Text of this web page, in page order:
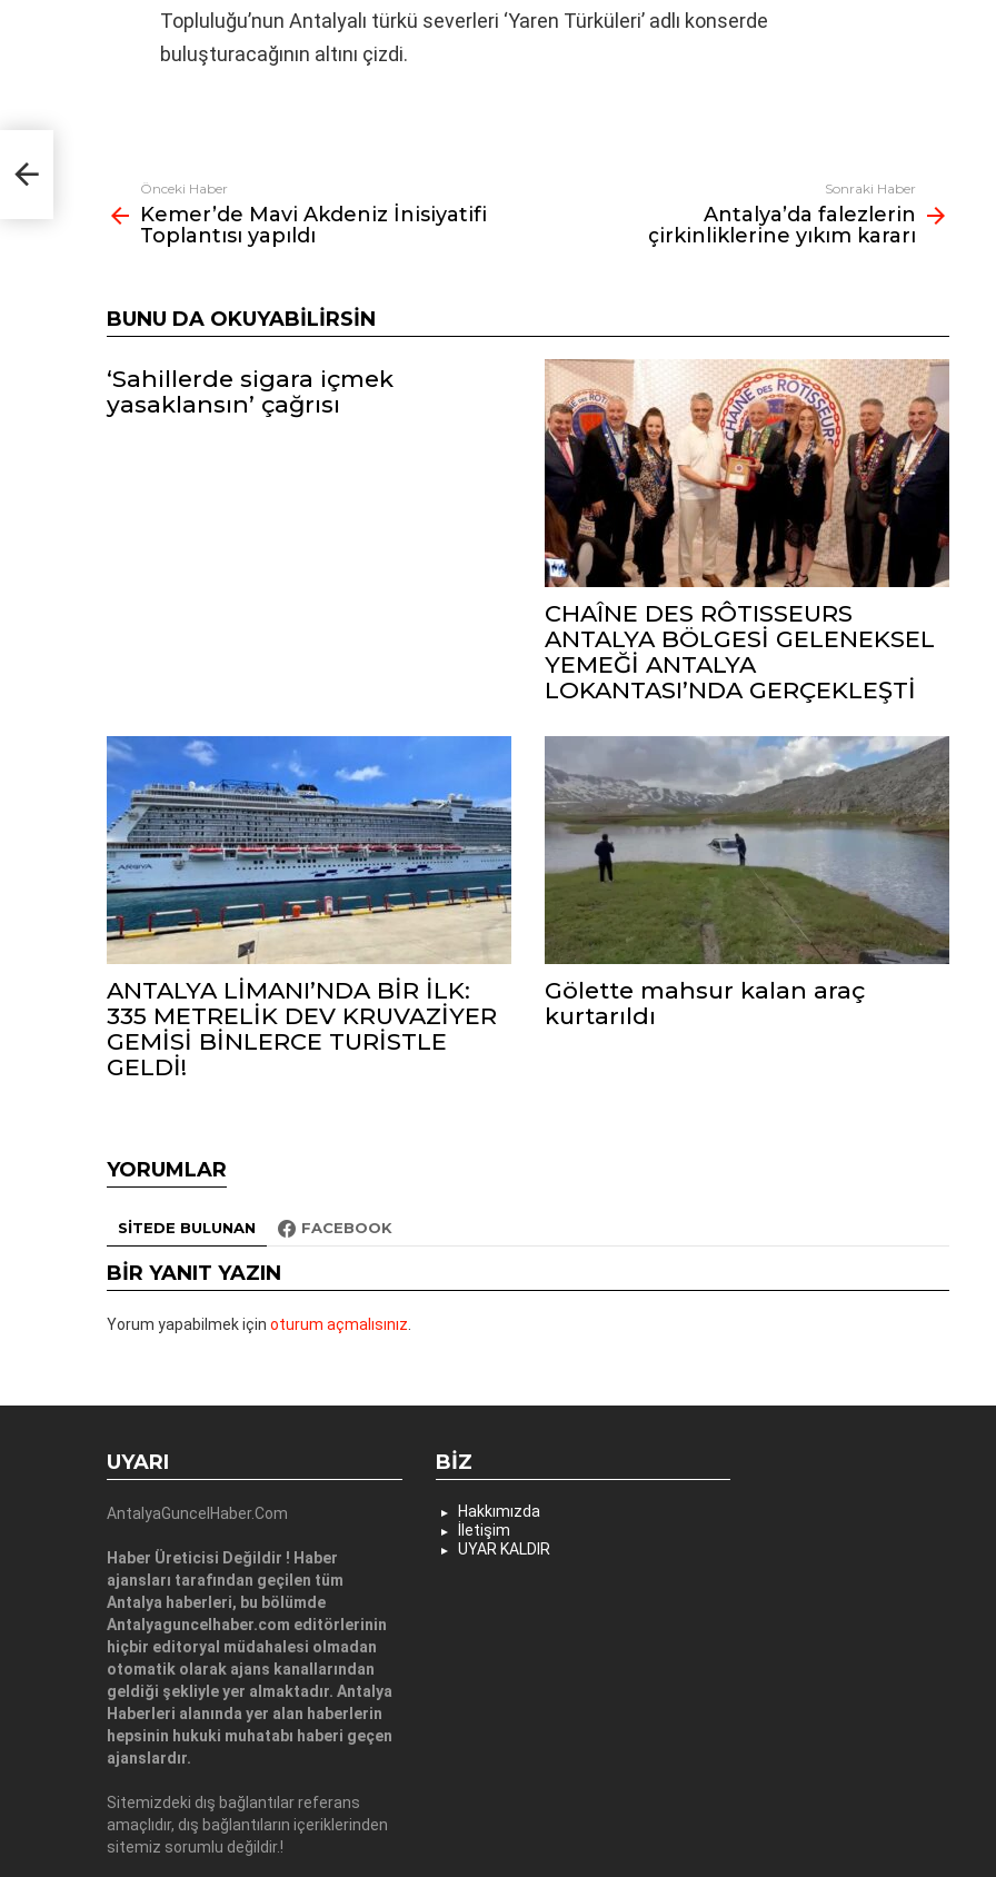
Topluluğu’nun Antalyalı türkü severleri ‘Yaren Türküleri’ adlı konserde
buluşturacağının altını çizdi.
Fazlasına
bak
Önceki Haber
Kemer’de Mavi Akdeniz İnisiyatifi
Toplantısı yapıldı
Sonraki Haber
Antalya’da falezlerin
çirkinliklerine yıkım kararı
BUNU DA OKUYABILIRSIN
‘Sahillerde sigara içmek
yasaklansın’ çağrısı
CHAÎNE DES RÔTISSEURS
ANTALYA BÖLGESİ GELENEKSEL
YEMEĞİ ANTALYA
LOKANTASI’NDA GERÇEKLEŞTİ
ANTALYA LİMANI’NDA BİR İLK:
335 METRELİK DEV KRUVAZİYER
GEMİSİ BİNLERCE TURİSTLE
GELDİ!
Gölette mahsur kalan araç
kurtarıldı
YORUMLAR
SITEDE BULUNAN FACEBOOK
BIR YANIT YAZIN
Yorum yapabilmek için oturum açmalısınız
UYARI
AntalyaGuncelHaber.Com
Haber Üreticisi Değildir ! Haber
ajansları tarafından geçilen tüm
Antalya haberleri, bu bölümde
Antalyaguncelhaber.com editörlerinin
hiçbir editoryal müdahalesi olmadan
otomatik olarak ajans kanallarından
geldiği şekliyle yer almaktadır. Antalya
Haberleri alanında yer alan haberlerin
hepsinin hukuki muhatabı haberi geçen
ajanslardır.
Sitemizdeki dış bağlantılar referans
amaçlıdır, dış bağlantıların içeriklerinden
sitemiz sorumlu değildir.!
BIZ
Hakkımızda
İletişim
UYAR KALDIR